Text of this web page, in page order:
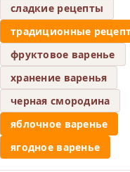
сладкие рецепты
традиционные
фруктовое варенье
хранение варенья
черная смородина
яблочное варенье
ягодное варенье